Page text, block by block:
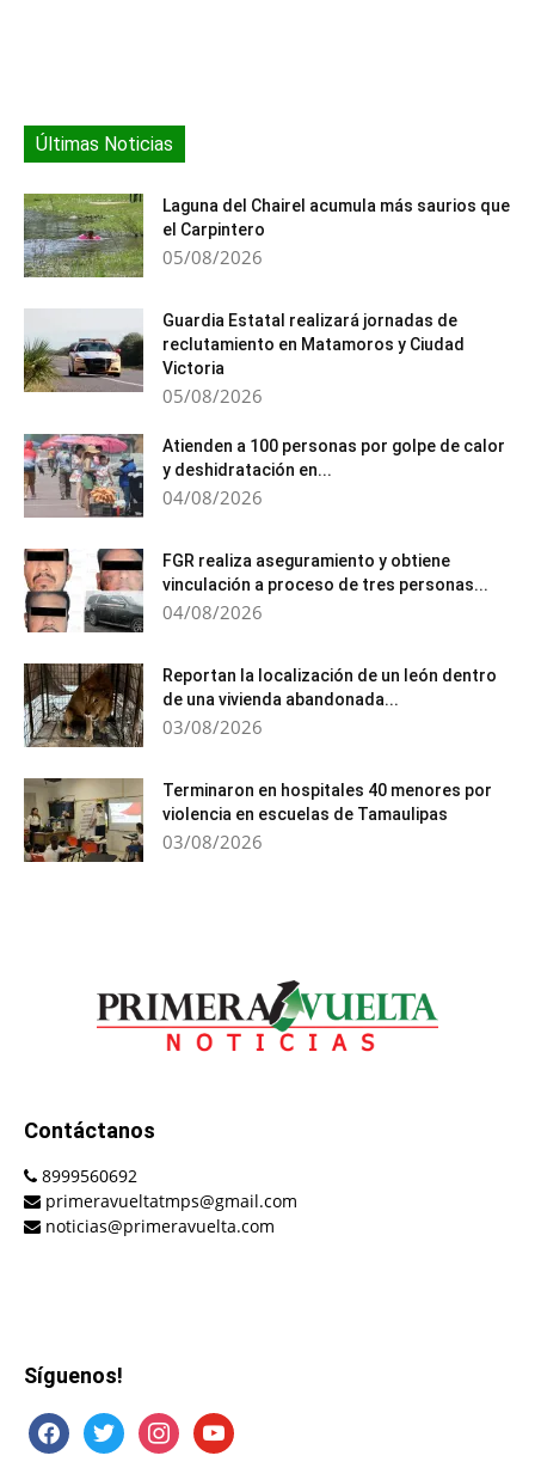
Últimas Noticias
Laguna del Chairel acumula más saurios que
el Carpintero
05/08/2026
Guardia Estatal realizará jornadas de
reclutamiento en Matamoros y Ciudad
Victoria
05/08/2026
Atienden a 100 personas por golpe de calor
y deshidratación en...
04/08/2026
FGR realiza aseguramiento y obtiene
vinculación a proceso de tres personas...
04/08/2026
Reportan la localización de un león dentro
de una vivienda abandonada...
03/08/2026
Terminaron en hospitales 40 menores por
violencia en escuelas de Tamaulipas
03/08/2026
Contáctanos
8999560692
primeravueltatmps@gmail.com
noticias@primeravuelta.com
Síguenos!
facebooktwitter instagramyoutube